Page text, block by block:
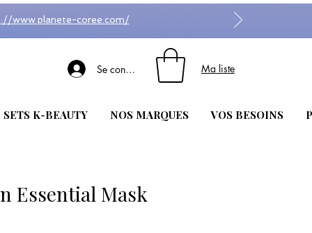
www.planete-coree.com/
Se connecter Ma liste
SETS K-BEAUTY NOS MARQUES VOS BESOINS
Essential Mask